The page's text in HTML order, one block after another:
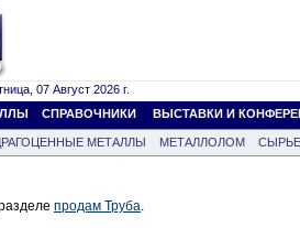
07 Август 2026 г.
СПРАВОЧНИКИ ВЫСТАВКИ И
МЕТАЛЛЫ МЕТАЛЛОЛОМ СЫРЬЕ
продам Труба.